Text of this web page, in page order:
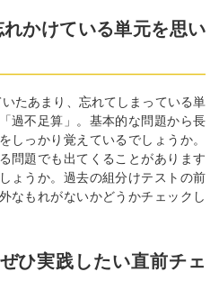
かけている単元を思い
たあまり、忘れてしまっている単
過不足算」。基本的な問題から長
しっかり覚えているでしょうか。
問題でも出てくることがあります
ょうか。過去の組分けテストの前
なもれがないかどうかチェックし
ひ実践したい直前チェ